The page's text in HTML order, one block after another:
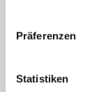
Sie der
Ihre
indem Sie die
unserer
Präferenzen
Statistiken
Kantstraße 45a
(Ein
e.V.)